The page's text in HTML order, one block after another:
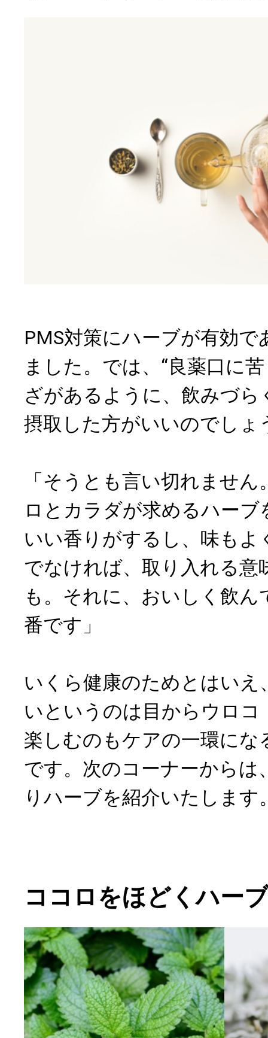
PMS対策にハーブが有効
ました。では、“良薬口に
ざがあるように、飲みづら
摂取した方がいいのでしょ
「そうとも言い切れませ
ロとカラダが求めるハー
いい香りがするし、味もよ
でなければ、取り入れる意
も。それに、おいしく飲
番です」
いくら健康のためとはいえ
いというのは目からウロコ
楽しむのもケアの一環にな
です。次のコーナーからは
りハーブを紹介いたします
ココロをほどくハー